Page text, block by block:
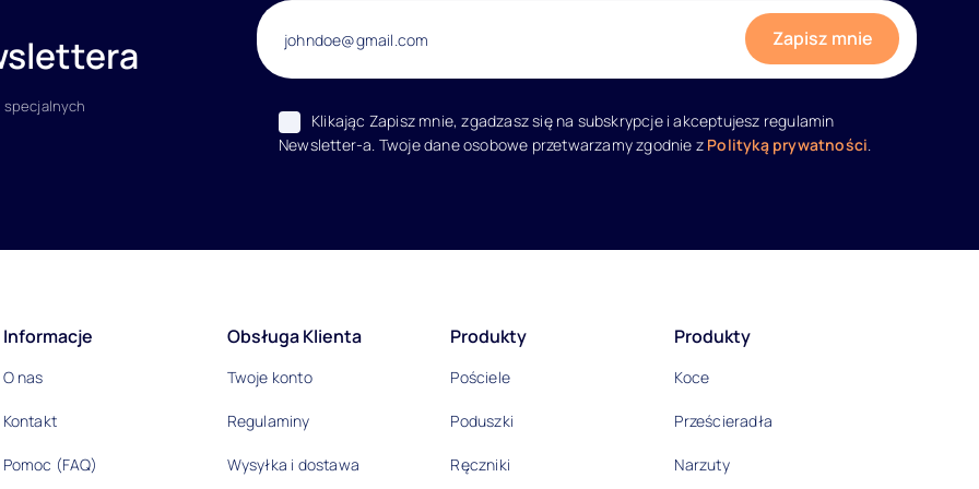
Klikając Zapisz mnie, zgadzasz się na subskrypcje i akceptujesz regulamin
Newsletter-a. Twoje dane osobowe przetwarzamy zgodnie z Polityką prywatności.
Informacje
O nas
Kontakt
Pomoc (FAQ)
Obsługa Klienta
Twoje konto
Regulaminy
Wysyłka i dostawa
Produkty
Pościele
Poduszki
Ręczniki
Produkty
Koce
Prześcieradła
Narzuty